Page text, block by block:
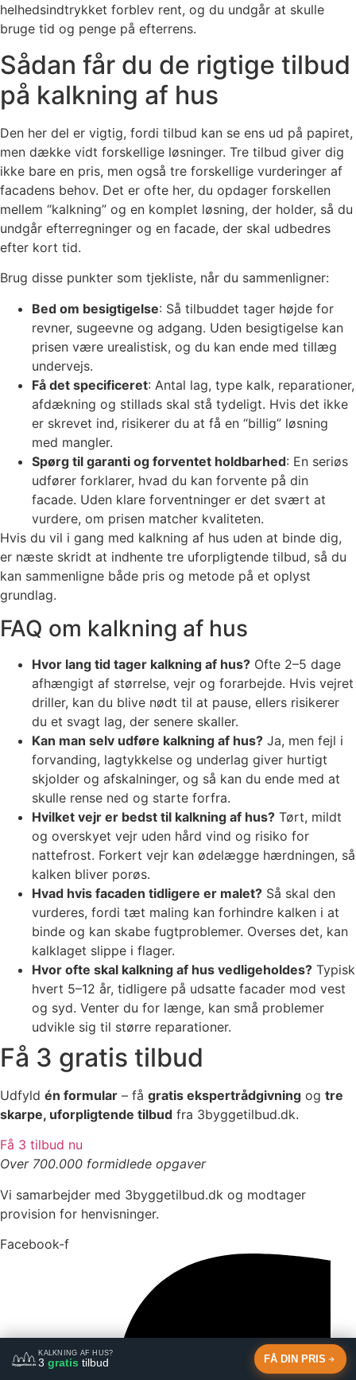
helhedsindtrykket forblev rent, og du undgår at skulle
bruge tid og penge på efterrens.
Sådan får du de rigtige tilbud
på kalkning af hus
Den her del er vigtig, fordi tilbud kan se ens ud på papiret,
men dække vidt forskellige løsninger. Tre tilbud giver dig
ikke bare en pris, men også tre forskellige vurderinger af
facadens behov. Det er ofte her, du opdager forskellen
mellem “kalkning” og en komplet løsning, der holder, så du
undgår efterregninger og en facade, der skal udbedres
efter kort tid.
Brug disse punkter som tjekliste, når du sammenligner:
Bed om besigtigelse: Så tilbuddet tager højde for
revner, sugeevne og adgang. Uden besigtigelse kan
prisen være urealistisk, og du kan ende med tillæg
undervejs.
Få det specificeret: Antal lag, type kalk, reparationer,
afdækning og stillads skal stå tydeligt. Hvis det ikke
er skrevet ind, risikerer du at få en “billig” løsning
med mangler.
Spørg til garanti og forventet holdbarhed: En seriøs
udfører forklarer, hvad du kan forvente på din
facade. Uden klare forventninger er det svært at
vurdere, om prisen matcher kvaliteten.
Hvis du vil i gang med kalkning af hus uden at binde dig,
er næste skridt at indhente tre uforpligtende tilbud, så du
kan sammenligne både pris og metode på et oplyst
grundlag.
FAQ om kalkning af hus
Hvor lang tid tager kalkning af hus? Ofte 2–5 dage
afhængigt af størrelse, vejr og forarbejde. Hvis vejret
driller, kan du blive nødt til at pause, ellers risikerer
du et svagt lag, der senere skaller.
Kan man selv udføre kalkning af hus? Ja, men fejl i
forvanding, lagtykkelse og underlag giver hurtigt
skjolder og afskalninger, og så kan du ende med at
skulle rense ned og starte forfra.
Hvilket vejr er bedst til kalkning af hus? Tørt, mildt
og overskyet vejr uden hård vind og risiko for
nattefrost. Forkert vejr kan ødelægge hærdningen, så
kalken bliver porøs.
Hvad hvis facaden tidligere er malet? Så skal den
vurderes, fordi tæt maling kan forhindre kalken i at
binde og kan skabe fugtproblemer. Overses det, kan
kalklaget slippe i flager.
Hvor ofte skal kalkning af hus vedligeholdes? Typisk
hvert 5–12 år, tidligere på udsatte facader mod vest
og syd. Venter du for længe, kan små problemer
udvikle sig til større reparationer.
Få 3 gratis tilbud
Udfyld én formular – få gratis ekspertrådgivning og tre
skarpe, uforpligtende tilbud fra 3byggetilbud.dk.
Få 3 tilbud nu
Over 700.000 formidlede opgaver
KALKNING AF HUS?
3gratis tilbud FÅ DIN PRIS
Vi samarbejder med 3byggetilbud.dk og modtager
provision for henvisninger.
Facebook-f